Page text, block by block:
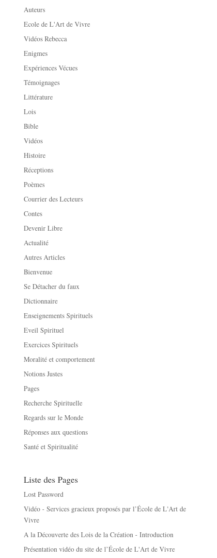
Auteurs
Ecole de L'Art de Vivre
Vidéos Rebecca
Enigmes
Expériences Vécues
Témoignages
Littérature
Lois
Bible
Vidéos
Histoire
Réceptions
Poèmes
Courrier des Lecteurs
Contes
Devenir Libre
Actualité
Autres Articles
Bienvenue
Se Détacher du faux
Dictionnaire
Enseignements Spirituels
Eveil Spirituel
Exercices Spirituels
Moralité et comportement
Notions Justes
Pages
Recherche Spirituelle
Regards sur le Monde
Réponses aux questions
Santé et Spiritualité
Liste des Pages
Lost Password
Vidéo - Services gracieux proposés par l’École de L'Art de
Vivre
A la Découverte des Lois de la Création - Introduction
Présentation vidéo du site de l’École de L'Art de Vivre